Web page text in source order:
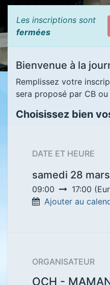
Les inscriptions sont
fermées
Bienvenue à la
Remplissez votre
sera proposé par CB
Choisissez bien
DATE ET HEURE
samedi 28
09:00 17:00 (
Ajouter au
ORGANISATEUR
OCH -